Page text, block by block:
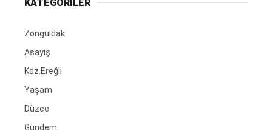
KATEGORİLER
Zonguldak
Asayiş
Kdz.Ereğli
Yaşam
Düzce
Gündem